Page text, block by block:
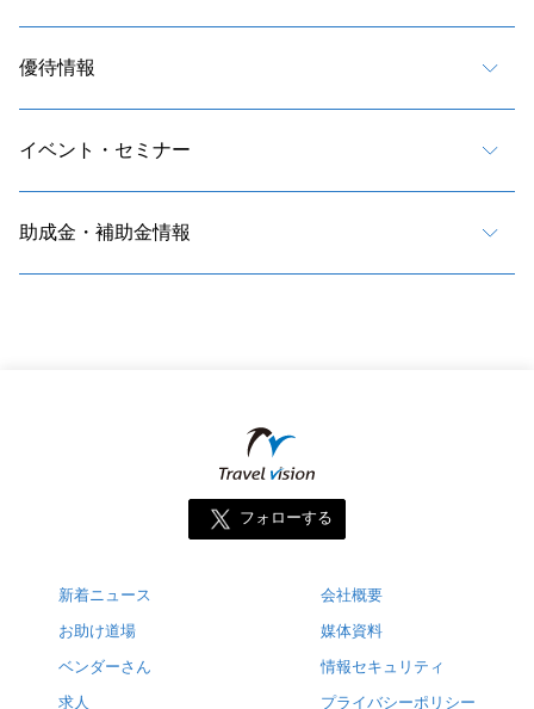
優待情報
イベント・セミナー
助成金・補助金情報
フォローする
新着ニュース
お助け道場
ベンダーさん
求人
会社概要
媒体資料
情報セキュリティ
プライバシーポリシー